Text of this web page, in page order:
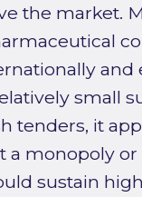
the market.
and
small
tenders, it
a monopoly
sustain